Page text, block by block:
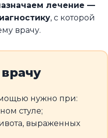
лечение —
, с которой
врачу.
нужно при:
стуле;
выраженных